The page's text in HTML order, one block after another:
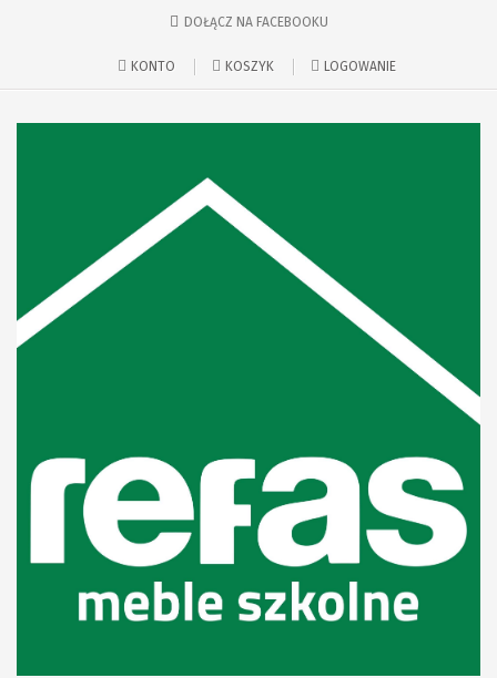
DOŁĄCZ NA FACEBOOKU
KONTO KOSZYK LOGOWANIE